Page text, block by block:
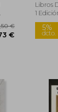
Libros
1
Nuevo